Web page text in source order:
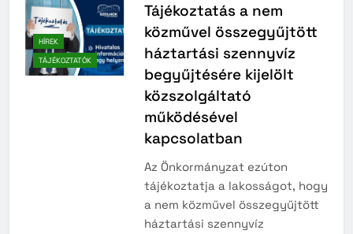
HÍREK
TÁJÉKOZTATÓK
Tájékoztatás a nem
közművel összegyűjtött
háztartási szennyvíz
begyűjtésére kijelölt
közszolgáltató
működésével
kapcsolatban
Az Önkormányzat ezúton
tájékoztatja a lakosságot, hogy
a nem közművel összegyűjtött
háztartási szennyvíz